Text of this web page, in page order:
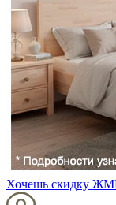
Хочешь скидку